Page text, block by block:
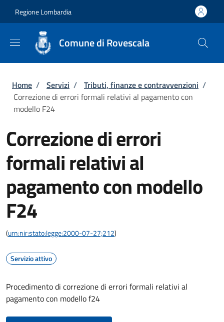
Regione Lombardia
Comune di Rovescala
Briciole di pane
Home / Servizi / Tributi, finanze e contravvenzioni /
Correzione di errori formali relativi al pagamento con
modello F24
Correzione di errori
formali relativi al
pagamento con modello
F24
(urn:nir:stato:legge:2000-07-27;212)
Servizio attivo
Procedimento di correzione di errori formali relativi al
pagamento con modello f24